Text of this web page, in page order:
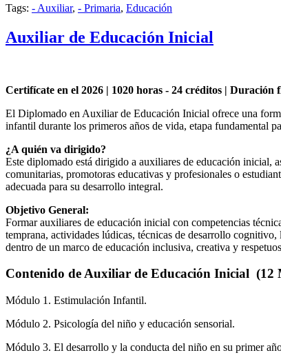
Tags: - Auxiliar, - Primaria, Educación
Auxiliar de Educación Inicial
Certifícate en el 2026 | 1020 horas - 24 créditos | Duración
El Diplomado en Auxiliar de Educación Inicial ofrece una
infantil durante los primeros años de vida, etapa fundamental
¿A quién va dirigido?
Este diplomado está dirigido a auxiliares de educación inicial,
comunitarias, promotoras educativas y profesionales o
adecuada para su desarrollo integral.
Objetivo General:
Formar auxiliares de educación inicial con competencias
temprana, actividades lúdicas, técnicas de desarrollo
dentro de un marco de educación inclusiva, creativa y
Contenido de Auxiliar de Educación Inicial (12
Módulo 1. Estimulación Infantil.
Módulo 2. Psicología del niño y educación sensorial.
Módulo 3. El desarrollo y la conducta del niño en su primer